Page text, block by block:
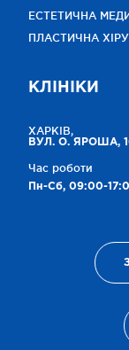
ЕСТЕТИЧНА
ПЛАСТИЧНА
КЛІНІКИ
ХАРКІВ,
ВУЛ. О. ЯРОША,
Час роботи
Пн-Сб, 09:00-